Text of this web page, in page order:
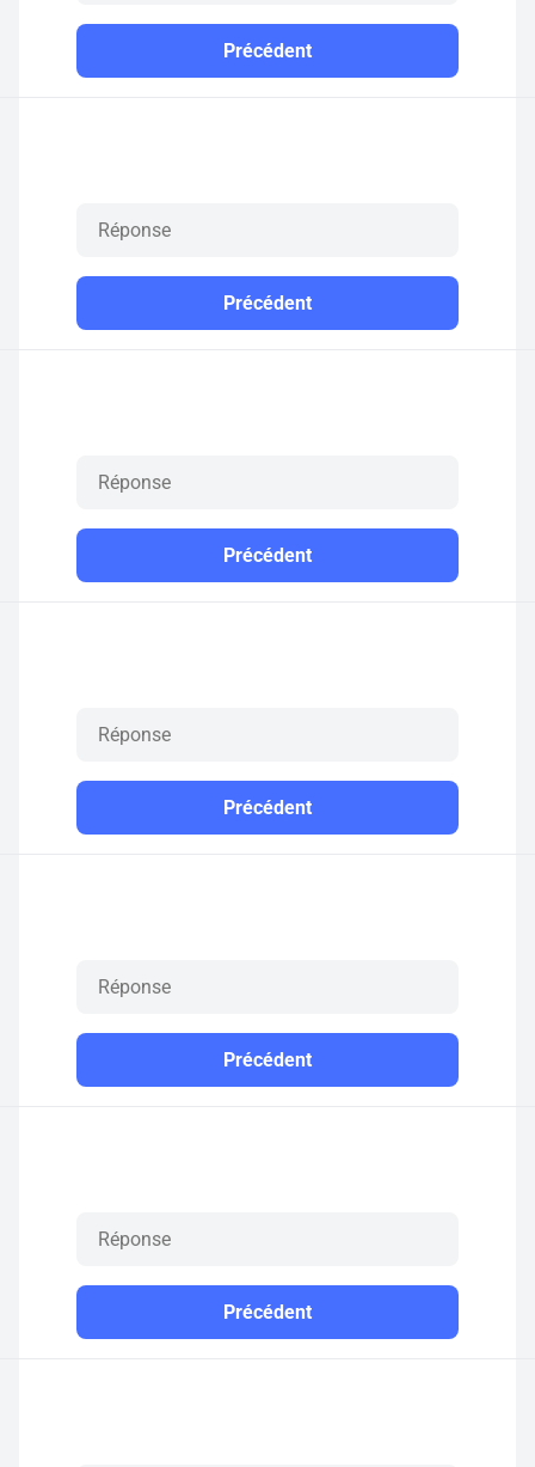
Précédent
Précédent
Précédent
Précédent
Précédent
Précédent